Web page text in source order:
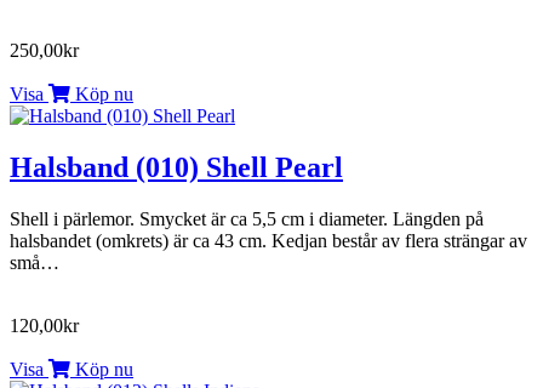
250,00kr
Visa Köp nu
Halsband (010) Shell Pearl
Shell i pärlemor. Smycket är ca 5,5 cm i diameter. Längden på
halsbandet (omkrets) är ca 43 cm. Kedjan består av flera strängar av
små…
120,00kr
Visa Köp nu